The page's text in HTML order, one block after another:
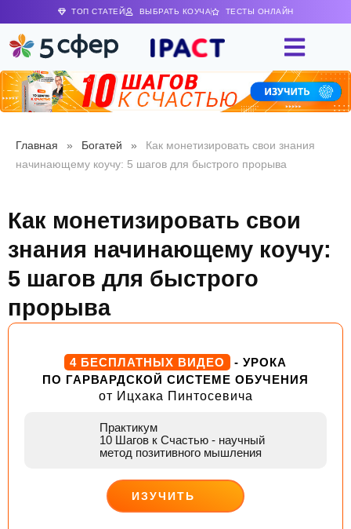
ТОП СТАТЕЙ ВЫБРАТЬ КОУЧА ТЕСТЫ ОНЛАЙН
Главная » Богатей »
Как монетизировать свои знания
начинающему коучу: 5 шагов для быстрого прорыва
Как монетизировать свои
знания начинающему коучу:
5 шагов для быстрого
прорыва
4 БЕСПЛАТНЫХ ВИДЕО
- УРОКА
ПО ГАРВАРДСКОЙ СИСТЕМЕ ОБУЧЕНИЯ
от Ицхака Пинтосевича
Практикум
10 Шагов к Счастью - научный
метод позитивного мышления
ИЗУЧИТЬ